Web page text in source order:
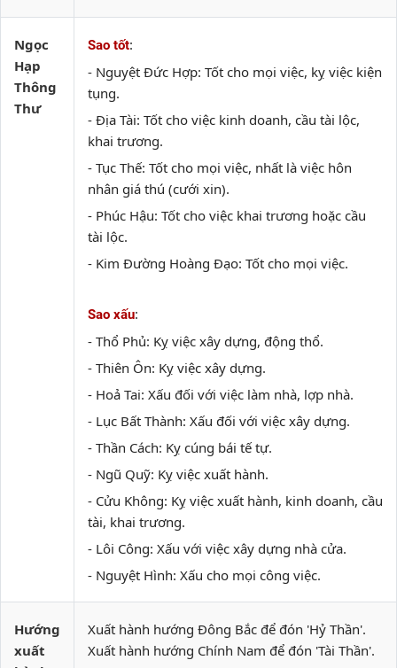
Ngọc
Hạp
Thông
Thư
Sao tốt:
- Nguyệt Đức Hợp: Tốt cho mọi việc, kỵ việc kiện
tụng.
- Địa Tài: Tốt cho việc kinh doanh, cầu tài lộc,
khai trương.
- Tục Thế: Tốt cho mọi việc, nhất là việc hôn
nhân giá thú (cưới xin).
- Phúc Hậu: Tốt cho việc khai trương hoặc cầu
tài lộc.
- Kim Đường Hoàng Đạo: Tốt cho mọi việc.
Sao xấu:
- Thổ Phủ: Kỵ việc xây dựng, động thổ.
- Thiên Ôn: Kỵ việc xây dựng.
- Hoả Tai: Xấu đối với việc làm nhà, lợp nhà.
- Lục Bất Thành: Xấu đối với việc xây dựng.
- Thần Cách: Kỵ cúng bái tế tự.
- Ngũ Quỹ: Kỵ việc xuất hành.
- Cửu Không: Kỵ việc xuất hành, kinh doanh, cầu
tài, khai trương.
- Lôi Công: Xấu với việc xây dựng nhà cửa.
- Nguyệt Hình: Xấu cho mọi công việc.
Hướng
xuất
Xuất hành hướng Đông Bắc để đón 'Hỷ Thần'.
Xuất hành hướng Chính Nam để đón 'Tài Thần'.